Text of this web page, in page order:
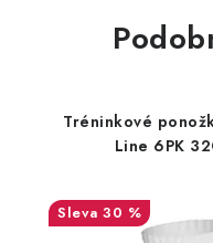
Tréninkové
Line 6PK
30 %